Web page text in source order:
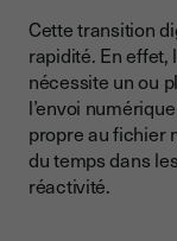
Cette transition
rapidité. En effet,
nécessite un ou
l’envoi
propre au fichier
du temps dans
réactivité.